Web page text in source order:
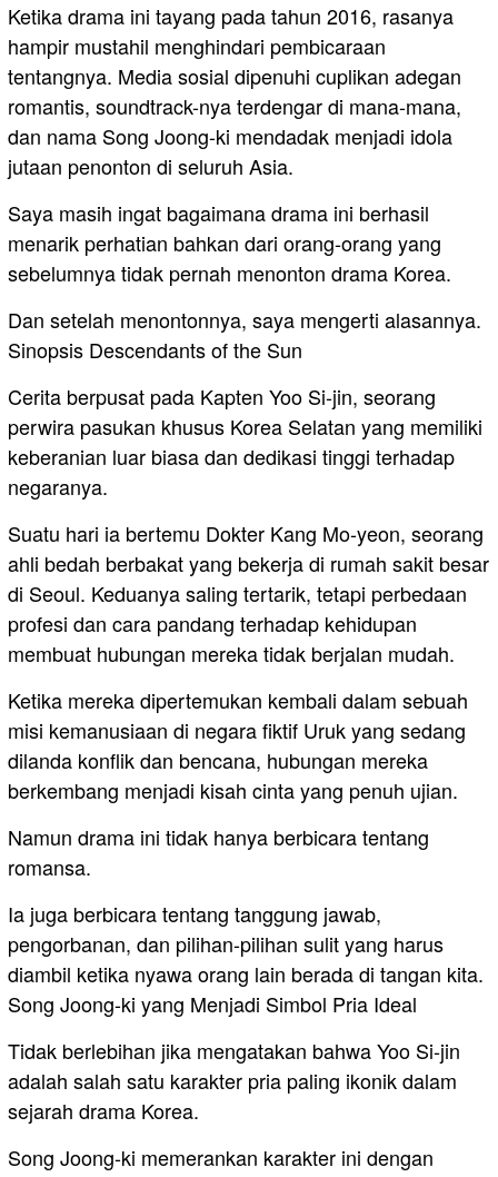
Ketika drama ini tayang pada tahun 2016, rasanya
hampir mustahil menghindari pembicaraan
tentangnya. Media sosial dipenuhi cuplikan adegan
romantis, soundtrack-nya terdengar di mana-mana,
dan nama Song Joong-ki mendadak menjadi idola
jutaan penonton di seluruh Asia.
Saya masih ingat bagaimana drama ini berhasil
menarik perhatian bahkan dari orang-orang yang
sebelumnya tidak pernah menonton drama Korea.
Dan setelah menontonnya, saya mengerti alasannya.
Sinopsis Descendants of the Sun
Cerita berpusat pada Kapten Yoo Si-jin, seorang
perwira pasukan khusus Korea Selatan yang memiliki
keberanian luar biasa dan dedikasi tinggi terhadap
negaranya.
Suatu hari ia bertemu Dokter Kang Mo-yeon, seorang
ahli bedah berbakat yang bekerja di rumah sakit besar
di Seoul. Keduanya saling tertarik, tetapi perbedaan
profesi dan cara pandang terhadap kehidupan
membuat hubungan mereka tidak berjalan mudah.
Ketika mereka dipertemukan kembali dalam sebuah
misi kemanusiaan di negara fiktif Uruk yang sedang
dilanda konflik dan bencana, hubungan mereka
berkembang menjadi kisah cinta yang penuh ujian.
Namun drama ini tidak hanya berbicara tentang
romansa.
Ia juga berbicara tentang tanggung jawab,
pengorbanan, dan pilihan-pilihan sulit yang harus
diambil ketika nyawa orang lain berada di tangan kita.
Song Joong-ki yang Menjadi Simbol Pria Ideal
Tidak berlebihan jika mengatakan bahwa Yoo Si-jin
adalah salah satu karakter pria paling ikonik dalam
sejarah drama Korea.
Song Joong-ki memerankan karakter ini dengan